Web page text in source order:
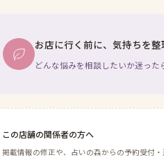
お店に行く前に、気持ちを
どんな悩みを相談したいか迷った
この店舗の関係者の方へ
掲載情報の修正や、占いの森からの予約受付